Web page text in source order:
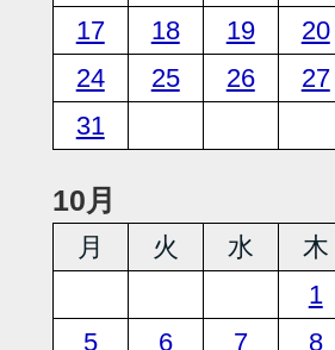
17
18 19 20
24
25 26 27
31
10月
月 火 水 木
1
5
6 7 8